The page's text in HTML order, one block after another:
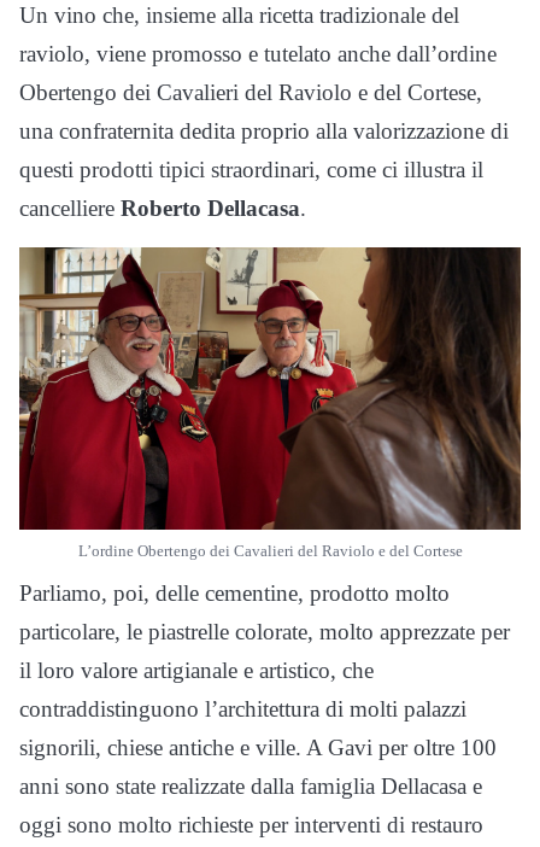
Un vino che, insieme alla ricetta tradizionale del
raviolo, viene promosso e tutelato anche dall’ordine
Obertengo dei Cavalieri del Raviolo e del Cortese,
una confraternita dedita proprio alla valorizzazione di
questi prodotti tipici straordinari, come ci illustra il
cancelliere Roberto Dellacasa.
L’ordine Obertengo dei Cavalieri del Raviolo e del Cortese
Parliamo, poi, delle cementine, prodotto molto
particolare, le piastrelle colorate, molto apprezzate per
il loro valore artigianale e artistico, che
contraddistinguono l’architettura di molti palazzi
signorili, chiese antiche e ville. A Gavi per oltre 100
anni sono state realizzate dalla famiglia Dellacasa e
oggi sono molto richieste per interventi di restauro